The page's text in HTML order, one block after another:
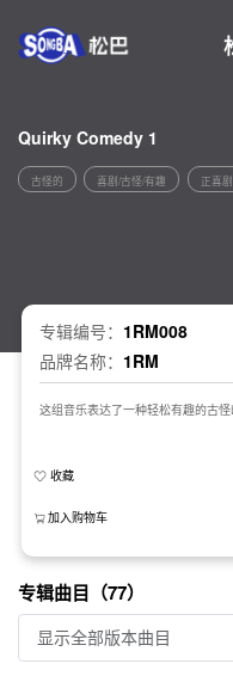
Quirky Comedy 1
古怪的 喜剧/古怪/有趣 正喜剧
专辑编号： 1RM008
品牌名称： 1RM
这组音乐表达了一种轻松有趣的古怪
收藏
加入购物车
专辑曲目（77）